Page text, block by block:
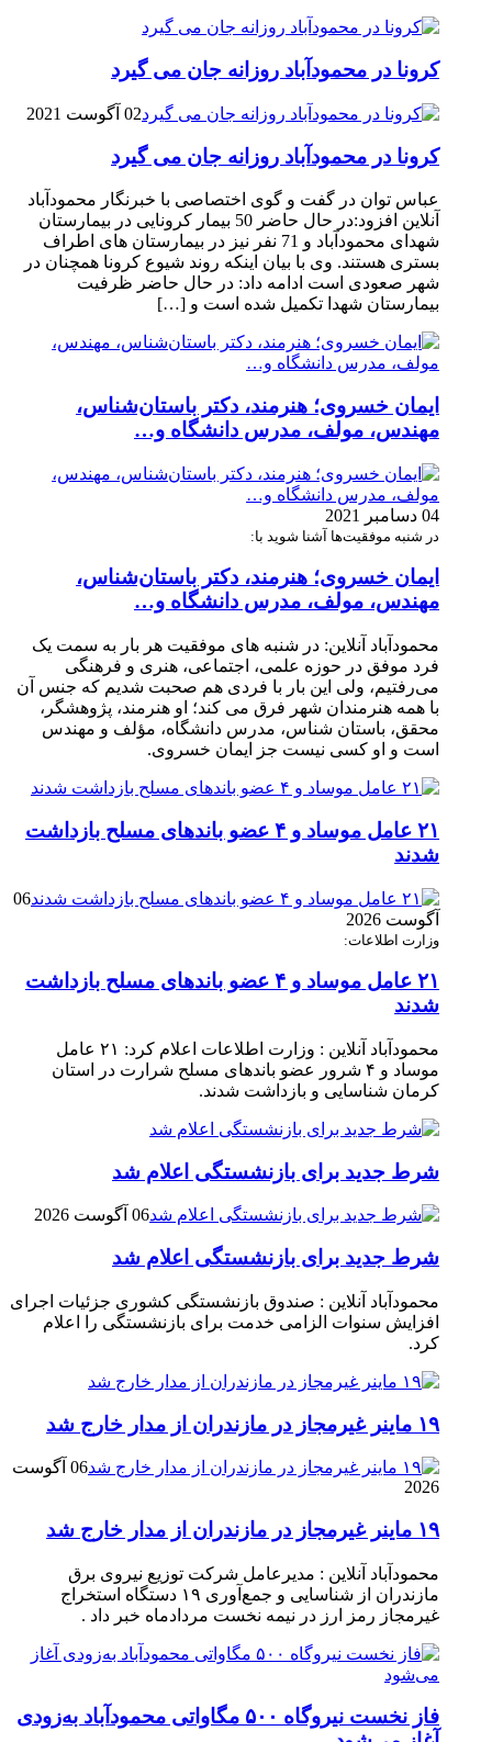
کرونا در محمودآباد روزانه جان می گیرد
02 آگوست 2021
کرونا در محمودآباد روزانه جان می گیرد
عباس توان در گفت و گوی اختصاصی با خبرنگار محمودآباد
آنلاین افزود:در حال حاضر 50 بیمار کرونایی در بیمارستان
شهدای محمودآباد و 71 نفر نیز در بیمارستان های اطراف
بستری هستند. وی با بیان اینکه روند شیوع کرونا همچنان در
شهر صعودی است ادامه داد: در حال حاضر ظرفیت
بیمارستان شهدا تکمیل شده است و […]
ایمان خسروی؛ هنرمند، دکتر باستان‌شناس،
مهندس، مولف، مدرس دانشگاه و…
04 دسامبر 2021
در شنبه موفقیت‌ها آشنا شوید با:
ایمان خسروی؛ هنرمند، دکتر باستان‌شناس،
مهندس، مولف، مدرس دانشگاه و…
محمودآباد آنلاین: در شنبه های موفقیت هر بار به سمت یک
فرد موفق در حوزه علمی، اجتماعی، هنری و فرهنگی
می‌رفتیم، ولی این بار با فردی هم صحبت شدیم که جنس آن
با همه هنرمندان شهر فرق می کند؛ او هنرمند، پژوهشگر،
محقق، باستان شناس، مدرس دانشگاه، مؤلف و مهندس
است و او کسی نیست جز ایمان خسروی.
۲۱ عامل موساد و ۴ عضو باند‌های مسلح بازداشت
شدند
06
آگوست 2026
وزارت اطلاعات:
۲۱ عامل موساد و ۴ عضو باند‌های مسلح بازداشت
شدند
محمودآباد آنلاین : وزارت اطلاعات اعلام کرد: ۲۱ عامل
موساد و ۴ شرور عضو باند‌های مسلح شرارت در استان
کرمان شناسایی و بازداشت شدند.
شرط جدید برای بازنشستگی اعلام شد
06 آگوست 2026
شرط جدید برای بازنشستگی اعلام شد
محمودآباد آنلاین : صندوق بازنشستگی کشوری جزئیات اجرای
افزایش سنوات الزامی خدمت برای بازنشستگی را اعلام
کرد.
۱۹ ماینر غیرمجاز در مازندران از مدار خارج شد
06 آگوست
2026
۱۹ ماینر غیرمجاز در مازندران از مدار خارج شد
محمودآباد آنلاین : مدیرعامل شرکت توزیع نیروی برق
مازندران از شناسایی و جمع‌آوری ۱۹ دستگاه استخراج
غیرمجاز رمز ارز در نیمه نخست مردادماه خبر داد .
فاز نخست نیروگاه ۵۰۰ مگاواتی محمودآباد به‌زودی